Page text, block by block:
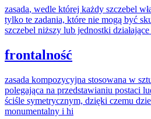
zasada, wedle której każdy szczebel
tylko te zadania, które nie mogą być
szczebel niższy lub jednostki
frontalność
zasada kompozycyjna stosowana w
polegająca na przedstawianiu postaci
ściśle symetrycznym, dzięki czemu
monumentalny i hi